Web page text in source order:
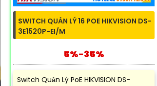
SWITCH QUẢN LÝ 16 POE HIKVISION DS-
3E1520P-EI/M
5%-35%
Switch Quản Lý PoE HIKVISION DS-